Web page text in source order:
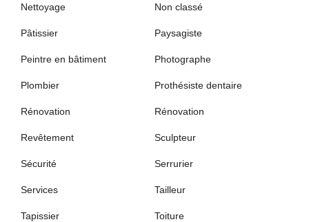
Nettoyage Non classé
Pâtissier Paysagiste
Peintre en bâtiment Photographe
Plombier Prothésiste dentaire
Rénovation Rénovation
Revêtement Sculpteur
Sécurité Serrurier
Services Tailleur
Tapissier Toiture